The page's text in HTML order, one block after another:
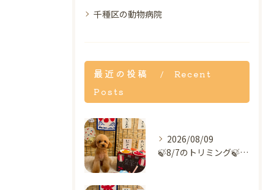
千種区の動物病院
最近の投稿
Recent
Posts
2026/08/09
🍃8/7のトリミング🍃プードル🐶｜名東区・千種区・守山区の動...